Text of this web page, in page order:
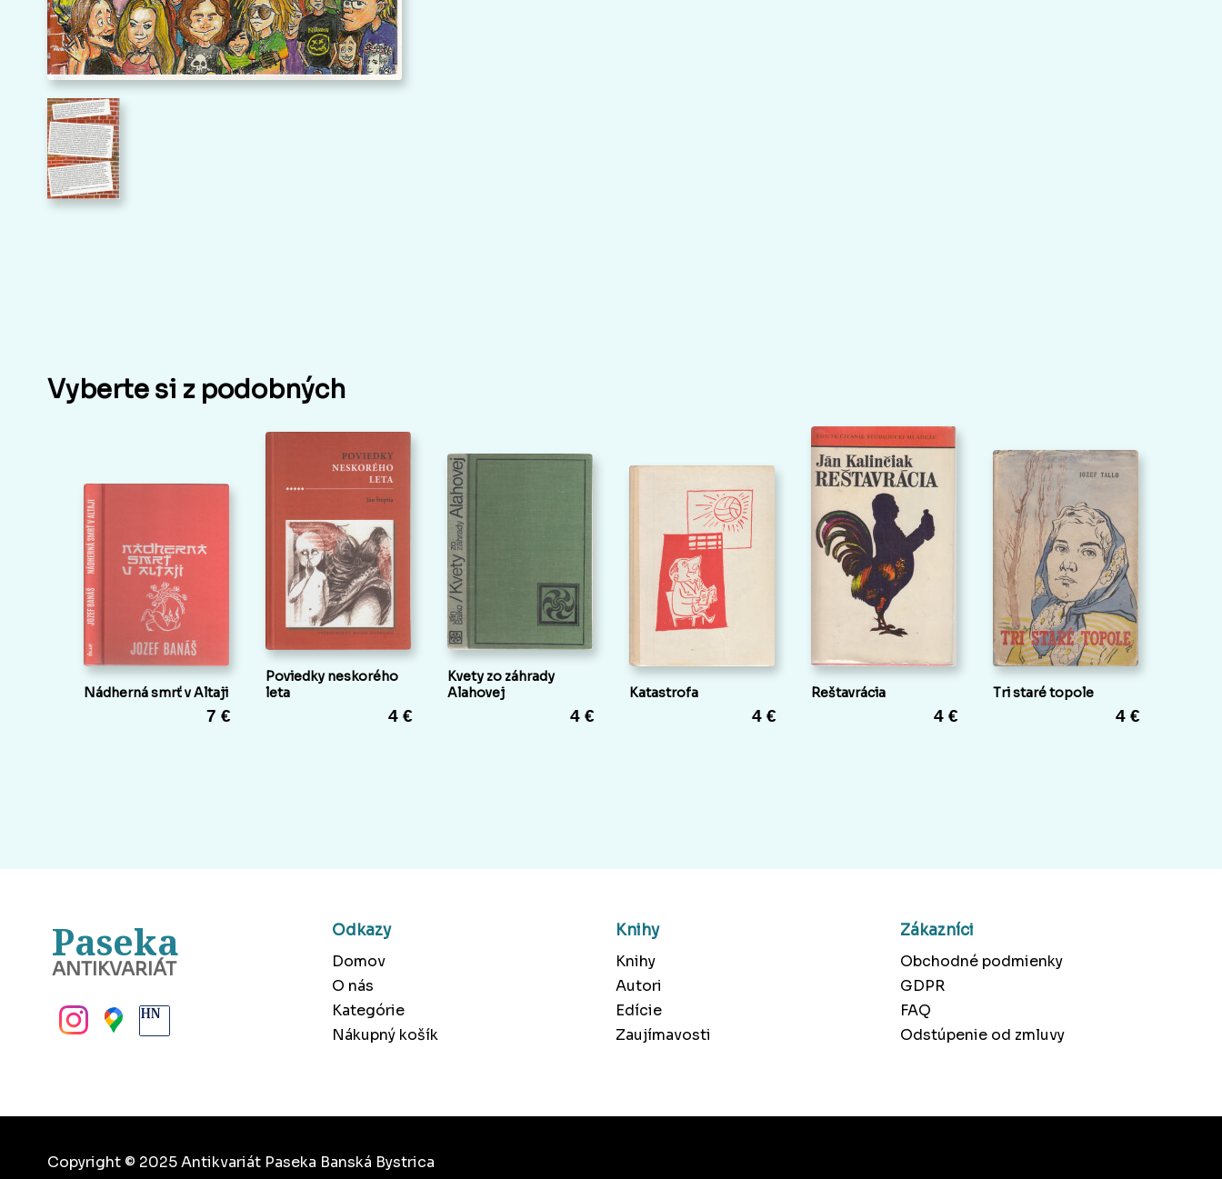
Vyberte si z podobných
Nádherná smrť v Altaji
7 €
Poviedky neskorého
leta
4 €
Kvety zo záhrady
Alahovej
4 €
Katastrofa
4 €
Reštavrácia
4 €
Tri staré topole
4 €
Paseka
ANTIKVARIÁT
Odkazy
Domov
O nás
Kategórie
Nákupný košík
Knihy
Knihy
Autori
Edície
Zaujímavosti
Zákazníci
Obchodné podmienky
GDPR
FAQ
Odstúpenie od zmluvy
Copyright © 2025 Antikvariát Paseka Banská Bystrica